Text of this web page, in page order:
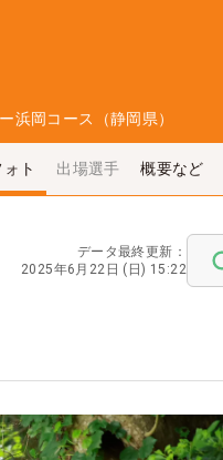
浜岡コース（静岡県）
ト 出場選手 概要など
データ最終更新：
2025年6月22日 (日) 15:22